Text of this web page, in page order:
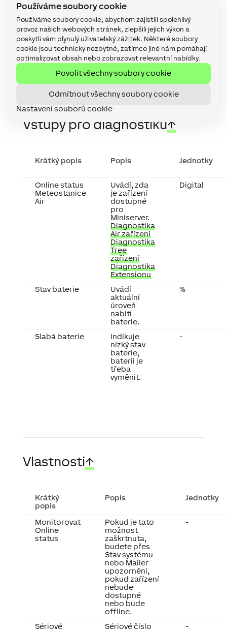
Používáme soubory cookie
Používáme soubory cookie, abychom zajistili spolehlivý
provoz našich webových stránek, zlepšili jejich výkon a
poskytli vám plynulý uživatelský zážitek. Některé soubory
cookie jsou technicky nezbytné, zatímco jiné nám pomáhají
optimalizovat obsah nebo zobrazovat relevantní nabídky.
Povolit všechny soubory cookie
Odmítnout všechny soubory cookie
Nastavení souborů cookie
slunce a
nastavením
prahu
slunečního
svitu.
Vstupy pro diagnostiku↑
Krátký popis Popis Jednotky
Online status
Meteostanice
Air
Uvádí, zda
je zařízení
dostupné
pro
Miniserver.
Diagnostika
Air zařízení
Diagnostika
Tree
zařízení
Diagnostika
Extensionu
Digital
Stav baterie
Uvádí
aktuální
úroveň
nabití
baterie.
%
Slabá baterie
Indikuje
nízký stav
baterie,
baterii je
třeba
vyměnit.
-
Vlastnosti↑
Krátký
popis
Popis Jednotky
Monitorovat
Online
status
Pokud je tato
možnost
zaškrtnuta,
budete přes
Stav systému
nebo Mailer
upozorněni,
pokud zařízení
nebude
dostupné
nebo bude
offline.
-
Sériové
Sériové číslo
-